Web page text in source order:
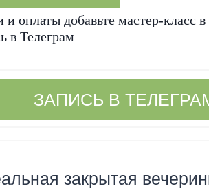
и оплаты добавьте мастер-класс
в Телеграм
ЗАПИСЬ В
закрытая